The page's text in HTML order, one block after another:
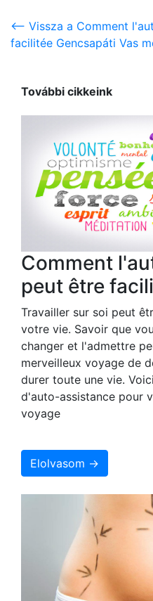
<-- Vissza a Comment
facilitée Gencsapáti Vas
További cikkeink
Comment
peut être
Travailler sur soi peut
votre vie. Savoir que
changer et l'admettre
merveilleux voyage de
durer toute une vie.
d'auto-assistance pour
voyage
Elolvasom →